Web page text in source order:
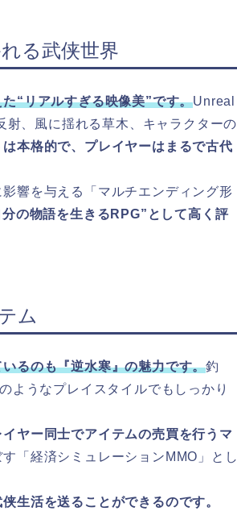
る武侠世界
“リアルすぎる映像美”です。Unreal
、風に揺れる草木、キャラクターの
本格的で、プレイヤーはまるで古代
響を与える「マルチエンディング形
の物語を生きるRPG”として高く評
ム
るのも『逆水寒』の魅力です。釣
ようなプレイスタイルでもしっかり
ヤー同士でアイテムの売買を行うマ
「経済シミュレーションMMO」とし
生活を送ることができるのです。